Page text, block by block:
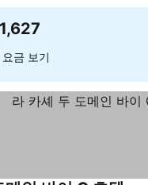
금 보기